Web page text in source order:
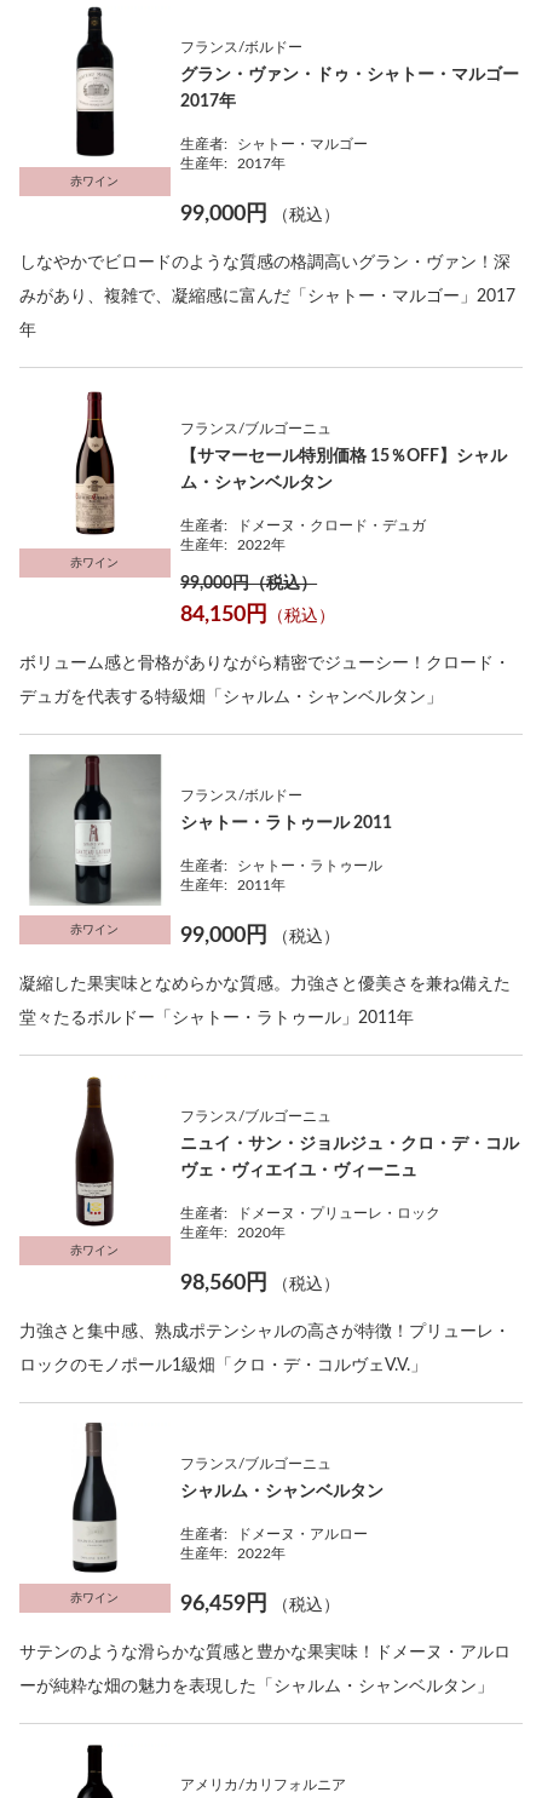
赤ワイン
フランス/ボルドー
グラン・ヴァン・ドゥ・シャトー・マルゴー
2017年
生産者:
シャトー・マルゴー
生産年:
2017年
99,000円 （税込）
しなやかでビロードのような質感の格調高いグラン・ヴァン！深
みがあり、複雑で、凝縮感に富んだ「シャトー・マルゴー」2017
年
赤ワイン
フランス/ブルゴーニュ
【サマーセール特別価格 15％OFF】シャル
ム・シャンベルタン
生産者:
ドメーヌ・クロード・デュガ
生産年:
2022年
99,000円（税込）
84,150円 （税込）
ボリューム感と骨格がありながら精密でジューシー！クロード・
デュガを代表する特級畑「シャルム・シャンベルタン」
赤ワイン
フランス/ボルドー
シャトー・ラトゥール 2011
生産者:
シャトー・ラトゥール
生産年:
2011年
99,000円 （税込）
凝縮した果実味となめらかな質感。力強さと優美さを兼ね備えた
堂々たるボルドー「シャトー・ラトゥール」2011年
赤ワイン
フランス/ブルゴーニュ
ニュイ・サン・ジョルジュ・クロ・デ・コル
ヴェ・ヴィエイユ・ヴィーニュ
生産者:
ドメーヌ・プリューレ・ロック
生産年:
2020年
98,560円 （税込）
力強さと集中感、熟成ポテンシャルの高さが特徴！プリューレ・
ロックのモノポール1級畑「クロ・デ・コルヴェV.V.」
赤ワイン
フランス/ブルゴーニュ
シャルム・シャンベルタン
生産者:
ドメーヌ・アルロー
生産年:
2022年
96,459円 （税込）
サテンのような滑らかな質感と豊かな果実味！ドメーヌ・アルロ
ーが純粋な畑の魅力を表現した「シャルム・シャンベルタン」
アメリカ/カリフォルニア